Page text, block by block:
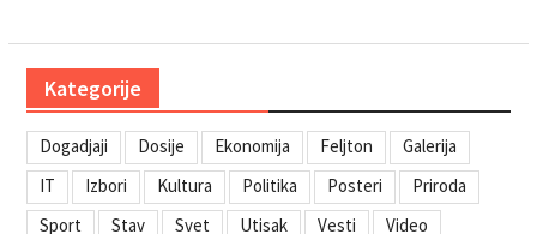
Kategorije
Dogadjaji Dosije Ekonomija Feljton
Galerija
IT
Izbori Kultura Politika Posteri
Priroda
Sport
Stav Svet Utisak Vesti Video